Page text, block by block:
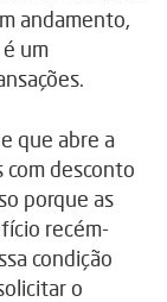
andamento,
um
que abre a
desconto
porque as
recém-
condição
o